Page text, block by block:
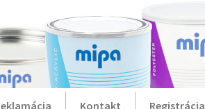
Kontakt Registrácia